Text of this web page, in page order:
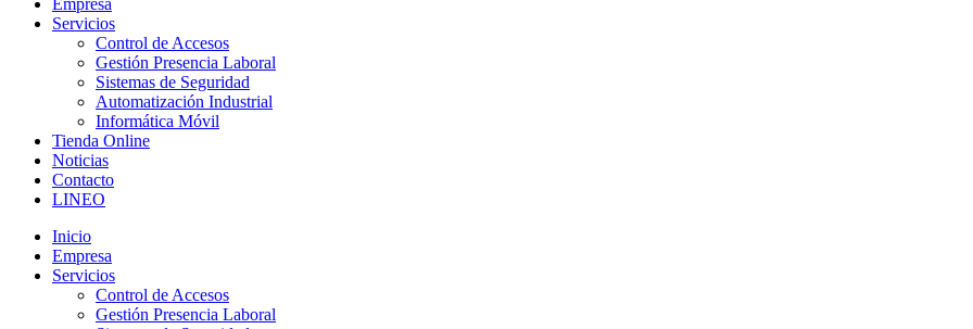
Empresa
Servicios
Control de Accesos
Gestión Presencia Laboral
Sistemas de Seguridad
Automatización Industrial
Informática Móvil
Tienda Online
Noticias
Contacto
LINEO
Inicio
Empresa
Servicios
Control de Accesos
Gestión Presencia Laboral